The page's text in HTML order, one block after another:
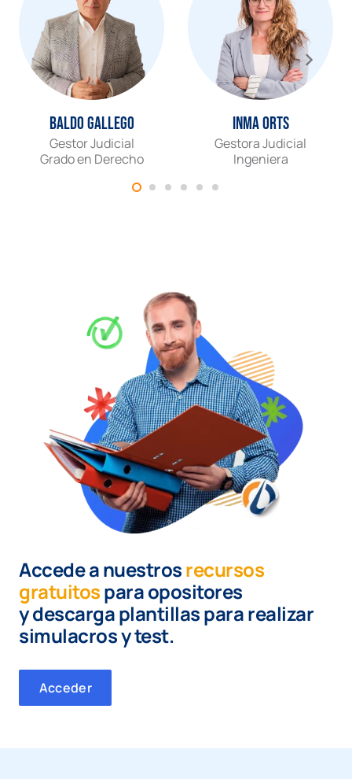
Baldo Gallego
Gestor Judicial
Grado en Derecho
Inma Orts
Gestora Judicial
Ingeniera
Accede a nuestrosrecursos
gratuitospara opositores
ydescarga plantillas para realizar
simulacros y test.
Acceder